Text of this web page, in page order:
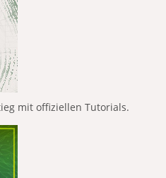
mit offiziellen Tutorials.